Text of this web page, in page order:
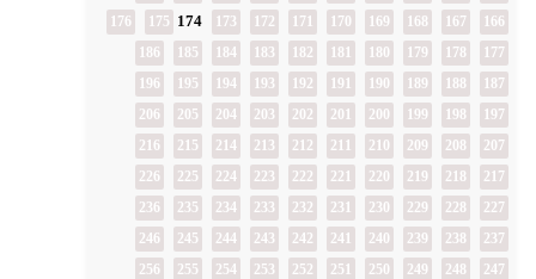
166
167
168
169
170
171
172
173
175
176
177
178
179
180
181
182
183
184
185
186
187
188
189
190
191
192
193
194
195
196
197
198
199
200
201
202
203
204
205
206
207
208
209
210
211
212
213
214
215
216
217
218
219
220
221
222
223
224
225
226
227
228
229
230
231
232
233
234
235
236
237
238
239
240
241
242
243
244
245
246
247
248
249
250
251
252
253
254
255
256